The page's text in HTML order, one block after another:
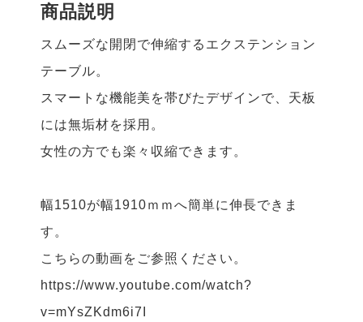
商品説明
スムーズな開閉で伸縮するエクステンション
テーブル。
スマートな機能美を帯びたデザインで、天板
には無垢材を採用。
女性の方でも楽々収縮できます。
幅1510が幅1910ｍｍへ簡単に伸長できま
す。
こちらの動画をご参照ください。
https://www.youtube.com/watch?
v=mYsZKdm6i7I